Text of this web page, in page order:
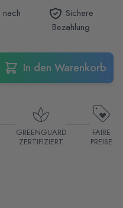
Sichere
Bezahlung
In den Warenkorb
GREENGUARD
ZERTIFIZIERT
FAIRE
PREISE